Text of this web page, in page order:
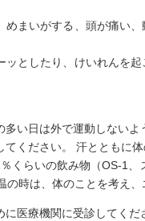
まいがする、頭が痛い
としたり、けいれんを
多い日は外で運動しない
てください。 汗とともに
くらいの飲み物（OS-1
時は、体のことを考え、
に医療機関に受診してくだ